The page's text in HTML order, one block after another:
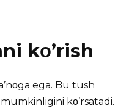
kο’rish
ega. Bu tush
kο’rsatadi.